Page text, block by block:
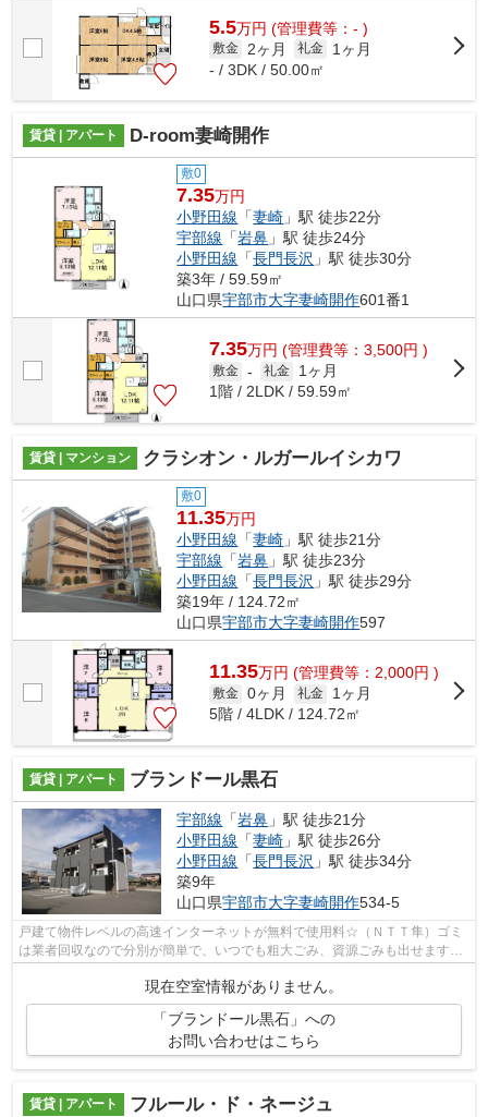
5.5万円 (管理費等：- )
敷金 2ヶ月 礼金
1ヶ月
- / 3DK / 50.00㎡
賃貸 | アパート D-room妻崎開作
敷0
7.35万円
小野田線 「妻崎 」駅 徒歩22分
宇部線 「岩鼻 」駅 徒歩24分
小野田線 「長門長沢 」駅 徒歩30分
築3年 / 59.59㎡
山口県宇部市大字妻崎開作601番1
7.35万円 (管理費等：3,500円 )
敷金 - 礼金
1ヶ月
1階 / 2LDK / 59.59㎡
賃貸 | マンション クラシオン・ルガールイシカワ
敷0
11.35万円
小野田線 「妻崎 」駅 徒歩21分
宇部線 「岩鼻 」駅 徒歩23分
小野田線 「長門長沢 」駅 徒歩29分
築19年 / 124.72㎡
山口県宇部市大字妻崎開作597
11.35万円 (管理費等：2,000円 )
敷金 0ヶ月 礼金
1ヶ月
5階 / 4LDK / 124.72㎡
賃貸 | アパート ブランドール黒石
宇部線 「岩鼻 」駅 徒歩21分
小野田線 「妻崎 」駅 徒歩26分
小野田線 「長門長沢 」駅 徒歩34分
築9年
山口県宇部市大字妻崎開作534-5
戸建て物件レベルの高速インターネットが無料で使用料☆（ＮＴＴ隼）ゴミ
は業者回収なので分別が簡単で、いつでも粗大ごみ、資源ごみも出せます
現在空室情報がありません。
「ブランドール黒石」への
お問い合わせはこちら
賃貸 | アパート フルール・ド・ネージュ